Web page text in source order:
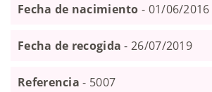
Fecha de nacimiento - 01/06/2016
Fecha de recogida - 26/07/2019
Referencia - 5007